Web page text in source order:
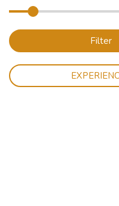
Filter